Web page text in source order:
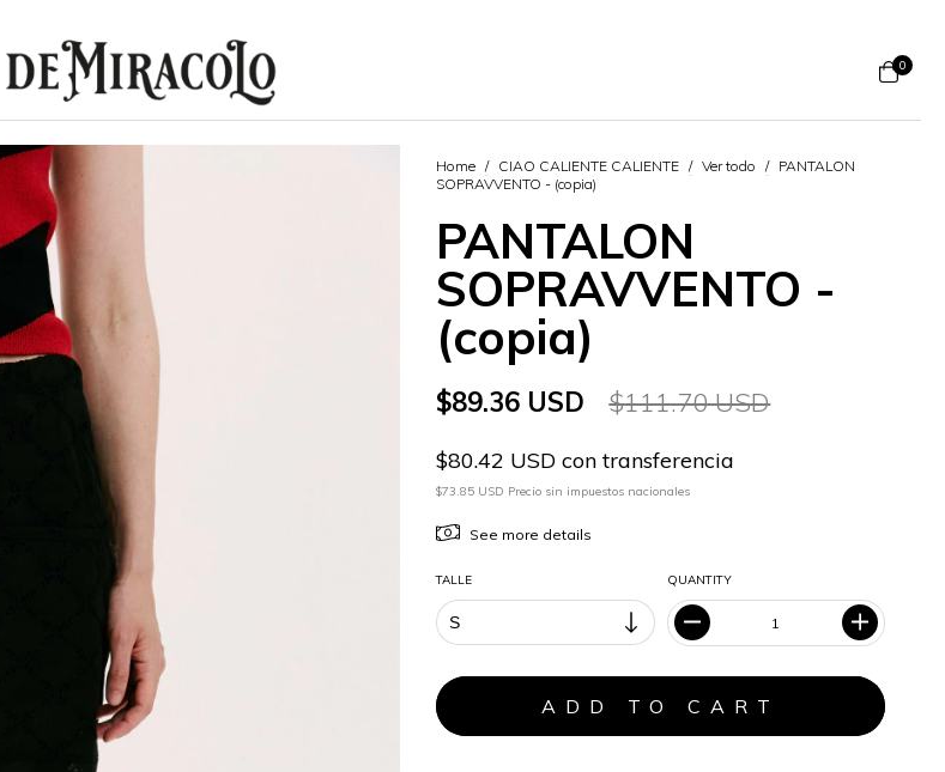
0
Home / CIAO CALIENTE CALIENTE / Ver todo / PANTALON
SOPRAVVENTO - (copia)
PANTALON
SOPRAVVENTO -
(copia)
$89.36 USD $111.70 USD
$80.42 USD con transferencia
$73.85 USD Precio sin impuestos nacionales
See more details
TALLE QUANTITY